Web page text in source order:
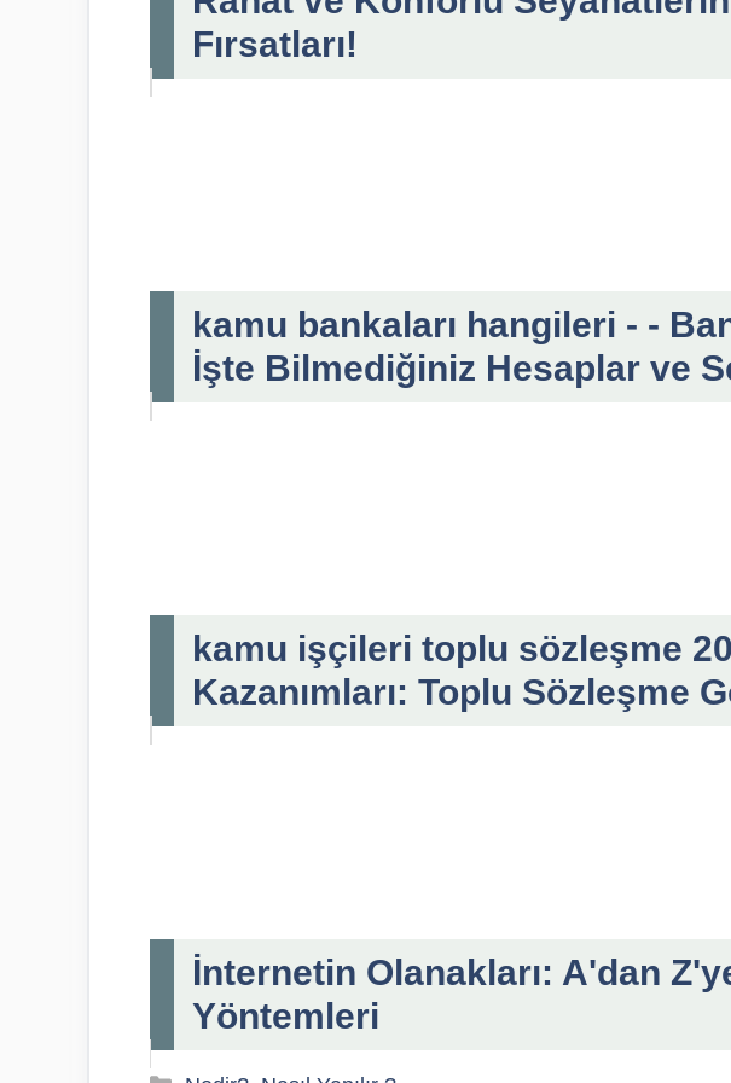
Fırsatları!
kamu bankaları hangileri - -
İşte Bilmediğiniz Hesaplar ve
kamu işçileri toplu sözleşme
Kazanımları: Toplu Sözleşme
İnternetin Olanakları: A'dan
Yöntemleri